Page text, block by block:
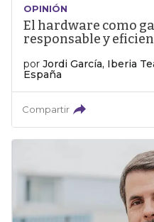
OPINIÓN
El hardware como
responsable y
por Jordi García, Iberia
España
Compartir